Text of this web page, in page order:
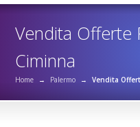
Vendita Offerte
Ciminna
Home → Palermo → Vendita